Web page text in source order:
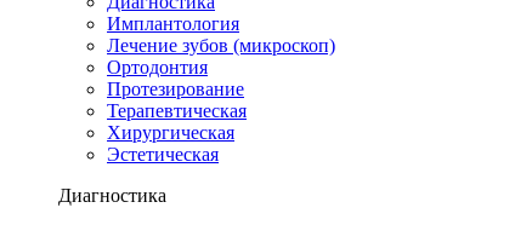
Имплантология
Лечение зубов (микроскоп)
Ортодонтия
Протезирование
Терапевтическая
Хирургическая
Эстетическая
Диагностика